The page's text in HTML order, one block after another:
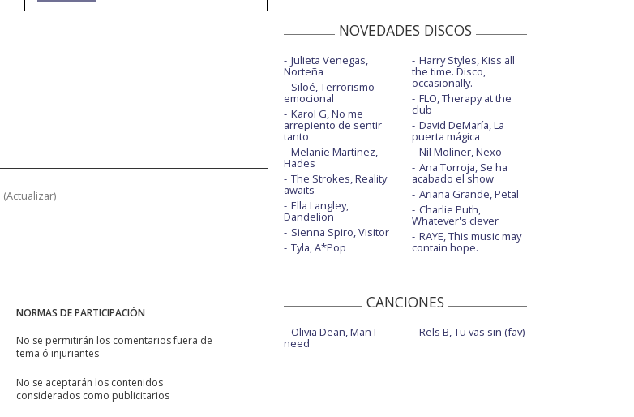
(Actualizar)
NORMAS DE PARTICIPACIÓN
No se permitirán los comentarios fuera de
tema ó injuriantes
No se aceptarán los contenidos
considerados como publicitarios
NOVEDADES DISCOS
Julieta Venegas,
Norteña
Siloé, Terrorismo
emocional
Karol G, No me
arrepiento de sentir
tanto
Melanie Martinez,
Hades
The Strokes, Reality
awaits
Ella Langley,
Dandelion
Sienna Spiro, Visitor
Tyla, A*Pop
Harry Styles, Kiss all
the time. Disco,
occasionally.
FLO, Therapy at the
club
David DeMaría, La
puerta mágica
Nil Moliner, Nexo
Ana Torroja, Se ha
acabado el show
Ariana Grande, Petal
Charlie Puth,
Whatever's clever
RAYE, This music may
contain hope.
CANCIONES
Olivia Dean, Man I
need
Rels B, Tu vas sin (fav)